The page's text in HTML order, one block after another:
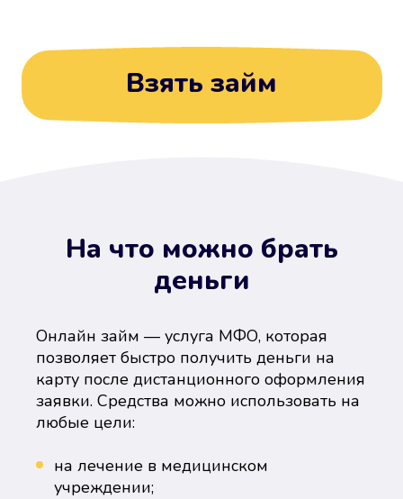
Взять займ
На что можно брать
деньги
Онлайн займ — услуга МФО, которая
позволяет быстро получить деньги на
карту после дистанционного оформления
заявки. Средства можно использовать на
любые цели:
на лечение в медицинском
учреждении;